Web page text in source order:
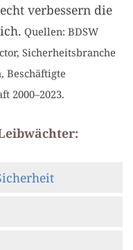
verbessern die
Quellen: BDSW
Sicherheitsbranche
Beschäftigte
2000–2023.